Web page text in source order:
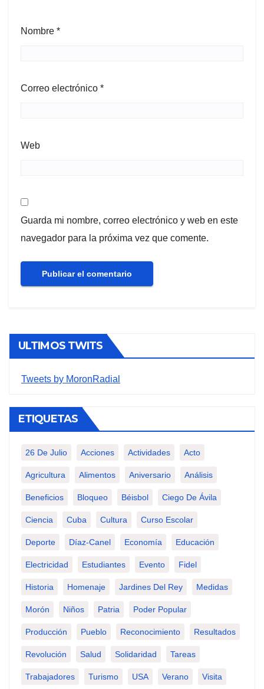
Nombre *
Correo electrónico *
Web
Guarda mi nombre, correo electrónico y web en este
navegador para la próxima vez que comente.
ULTIMOS TWITS
Tweets by MoronRadial
ETIQUETAS
26 De Julio Acciones Actividades Acto
Agricultura Alimentos Aniversario Análisis
Beneficios Bloqueo Béisbol Ciego De Ávila
Ciencia Cuba Cultura Curso Escolar
Deporte Díaz-Canel Economía Educación
Electricidad Estudiantes Evento Fidel
Historia Homenaje Jardines Del Rey Medidas
Morón Niños Patria Poder Popular
Producción Pueblo Reconocimiento Resultados
Revolución Salud Solidaridad Tareas
Trabajadores Turismo USA Verano Visita